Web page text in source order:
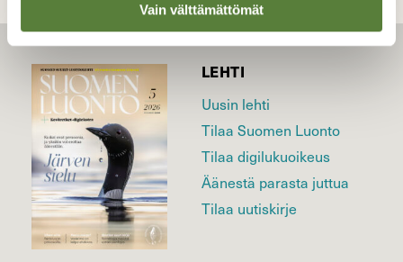
Vain välttämättömät
LEHTI
Uusin lehti
Tilaa Suomen Luonto
Tilaa digilukuoikeus
Äänestä parasta juttua
Tilaa uutiskirje